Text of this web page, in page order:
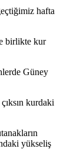
hafta
birlikte kur
Güney
kurdaki
yükseliş